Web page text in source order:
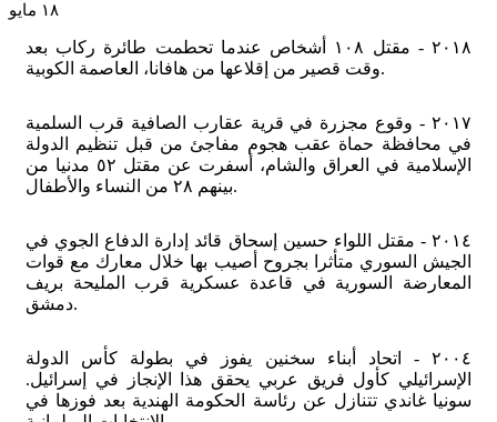
١٨ مايو
٢٠١٨ - مقتل ١٠٨ أشخاص عندما تحطمت طائرة ركاب بعد
وقت قصير من إقلاعها من هافانا، العاصمة الكوبية.
٢٠١٧ - وقوع مجزرة في قرية عقارب الصافية قرب السلمية
في محافظة حماة عقب هجوم مفاجئ من قبل تنظيم الدولة
الإسلامية في العراق والشام، أسفرت عن مقتل ٥٢ مدنيا من
بينهم ٢٨ من النساء والأطفال.
٢٠١٤ - مقتل اللواء حسين إسحاق قائد إدارة الدفاع الجوي في
الجيش السوري متأثرا بجروح أصيب بها خلال معارك مع قوات
المعارضة السورية في قاعدة عسكرية قرب المليحة بريف
دمشق.
٢٠٠٤ - اتحاد أبناء سخنين يفوز في بطولة كأس الدولة
الإسرائيلي كأول فريق عربي يحقق هذا الإنجاز في إسرائيل.
سونيا غاندي تتنازل عن رئاسة الحكومة الهندية بعد فوزها في